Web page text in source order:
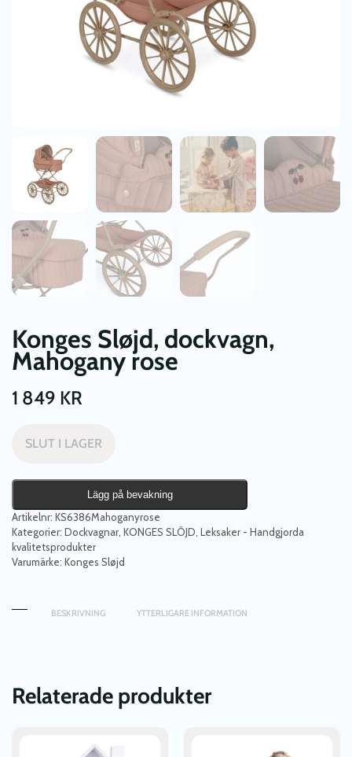
Konges Sløjd, dockvagn,
Mahogany rose
1 849 KR
SLUT I LAGER
Lägg på bevakning
Artikelnr: KS6386Mahoganyrose
Kategorier: Dockvagnar KONGES SLÖJD Leksaker - Handgjorda
kvalitetsprodukter
Varumärke: Konges Sløjd
BESKRIVNING YTTERLIGARE INFORMATION
Relaterade produkter